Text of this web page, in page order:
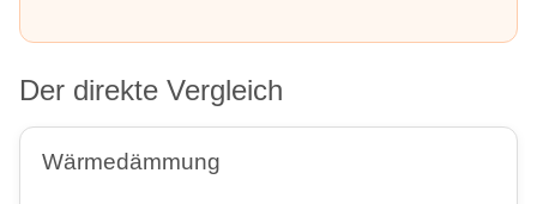
Der direkte Vergleich
Wärmedämmung